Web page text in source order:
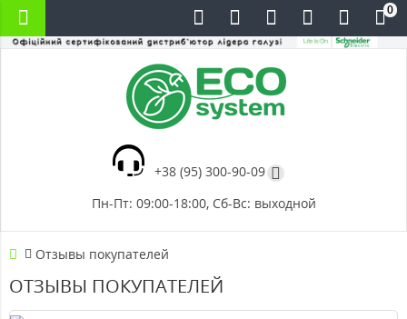
+38 (95) 300-90-09
Пн-Пт: 09:00-18:00, Сб-Вс: выходной
0
Отзывы покупателей
ОТЗЫВЫ ПОКУПАТЕЛЕЙ